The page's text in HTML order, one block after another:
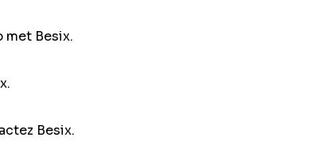
met Besix.
Besix.